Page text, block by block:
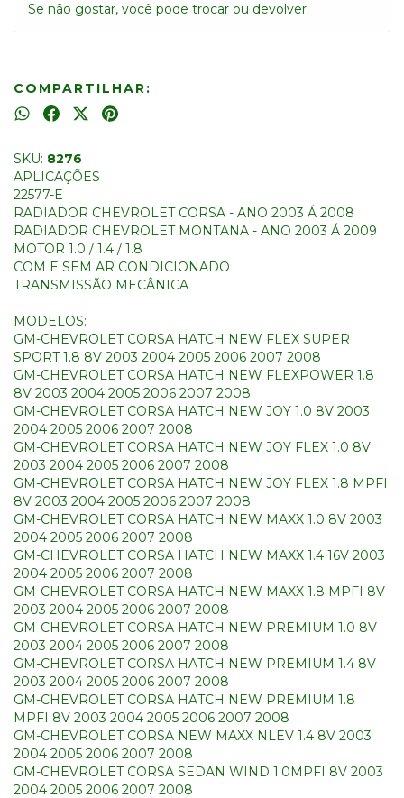
Se não gostar, você pode trocar ou devolver.
COMPARTILHAR:
SKU: 8276
APLICAÇÕES
22577-E
RADIADOR CHEVROLET CORSA - ANO 2003 Á 2008
RADIADOR CHEVROLET MONTANA - ANO 2003 Á 2009
MOTOR 1.0 / 1.4 / 1.8
COM E SEM AR CONDICIONADO
TRANSMISSÃO MECÂNICA
MODELOS:
GM-CHEVROLET CORSA HATCH NEW FLEX SUPER
SPORT 1.8 8V 2003 2004 2005 2006 2007 2008
GM-CHEVROLET CORSA HATCH NEW FLEXPOWER 1.8
8V 2003 2004 2005 2006 2007 2008
GM-CHEVROLET CORSA HATCH NEW JOY 1.0 8V 2003
2004 2005 2006 2007 2008
GM-CHEVROLET CORSA HATCH NEW JOY FLEX 1.0 8V
2003 2004 2005 2006 2007 2008
GM-CHEVROLET CORSA HATCH NEW JOY FLEX 1.8 MPFI
8V 2003 2004 2005 2006 2007 2008
GM-CHEVROLET CORSA HATCH NEW MAXX 1.0 8V 2003
2004 2005 2006 2007 2008
GM-CHEVROLET CORSA HATCH NEW MAXX 1.4 16V 2003
2004 2005 2006 2007 2008
GM-CHEVROLET CORSA HATCH NEW MAXX 1.8 MPFI 8V
2003 2004 2005 2006 2007 2008
GM-CHEVROLET CORSA HATCH NEW PREMIUM 1.0 8V
2003 2004 2005 2006 2007 2008
GM-CHEVROLET CORSA HATCH NEW PREMIUM 1.4 8V
2003 2004 2005 2006 2007 2008
GM-CHEVROLET CORSA HATCH NEW PREMIUM 1.8
MPFI 8V 2003 2004 2005 2006 2007 2008
GM-CHEVROLET CORSA NEW MAXX NLEV 1.4 8V 2003
2004 2005 2006 2007 2008
GM-CHEVROLET CORSA SEDAN WIND 1.0MPFI 8V 2003
2004 2005 2006 2007 2008